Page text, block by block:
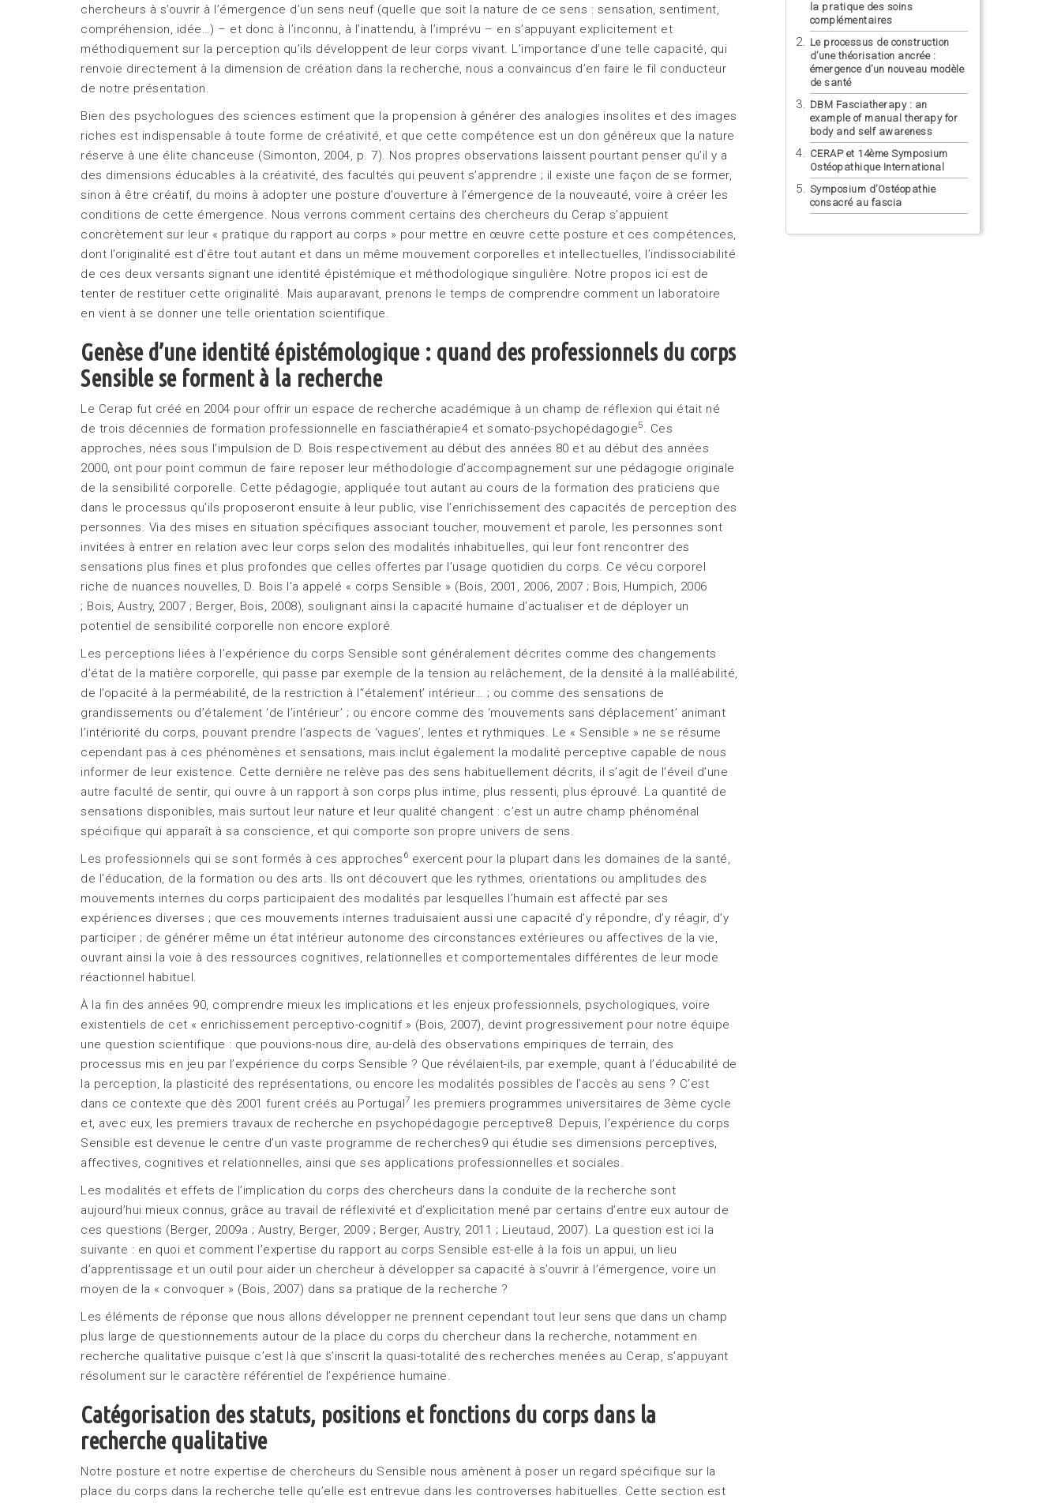
chercheurs à s’ouvrir à l’émergence d’un sens neuf (quelle que soit la nature de ce sens : sensation, sentiment,
compréhension, idée…) – et donc à l’inconnu, à l’inattendu, à l’imprévu – en s’appuyant explicitement et
méthodiquement sur la perception qu’ils développent de leur corps vivant. L’importance d’une telle capacité, qui
renvoie directement à la dimension de création dans la recherche, nous a convaincus d’en faire le fil conducteur
de notre présentation.
Bien des psychologues des sciences estiment que la propension à générer des analogies insolites et des images
riches est indispensable à toute forme de créativité, et que cette compétence est un don généreux que la nature
réserve à une élite chanceuse (Simonton, 2004, p. 7). Nos propres observations laissent pourtant penser qu’il y a
des dimensions éducables à la créativité, des facultés qui peuvent s’apprendre ; il existe une façon de se former,
sinon à être créatif, du moins à adopter une posture d’ouverture à l’émergence de la nouveauté, voire à créer les
conditions de cette émergence. Nous verrons comment certains des chercheurs du Cerap s’appuient
concrètement sur leur « pratique du rapport au corps » pour mettre en œuvre cette posture et ces compétences,
dont l’originalité est d’être tout autant et dans un même mouvement corporelles et intellectuelles, l’indissociabilité
de ces deux versants signant une identité épistémique et méthodologique singulière. Notre propos ici est de
tenter de restituer cette originalité. Mais auparavant, prenons le temps de comprendre comment un laboratoire
en vient à se donner une telle orientation scientifique.
Genèse d’une identité épistémologique : quand des professionnels du corps
Sensible se forment à la recherche
Le Cerap fut créé en 2004 pour offrir un espace de recherche académique à un champ de réflexion qui était né
de trois décennies de formation professionnelle en fasciathérapie4 et somato-psychopédagogie5. Ces
approches, nées sous l’impulsion de D. Bois respectivement au début des années 80 et au début des années
2000, ont pour point commun de faire reposer leur méthodologie d’accompagnement sur une pédagogie originale
de la sensibilité corporelle. Cette pédagogie, appliquée tout autant au cours de la formation des praticiens que
dans le processus qu’ils proposeront ensuite à leur public, vise l’enrichissement des capacités de perception des
personnes. Via des mises en situation spécifiques associant toucher, mouvement et parole, les personnes sont
invitées à entrer en relation avec leur corps selon des modalités inhabituelles, qui leur font rencontrer des
sensations plus fines et plus profondes que celles offertes par l’usage quotidien du corps. Ce vécu corporel
riche de nuances nouvelles, D. Bois l’a appelé « corps Sensible » (Bois, 2001, 2006, 2007 ; Bois, Humpich, 2006
; Bois, Austry, 2007 ; Berger, Bois, 2008), soulignant ainsi la capacité humaine d’actualiser et de déployer un
potentiel de sensibilité corporelle non encore exploré.
Les perceptions liées à l’expérience du corps Sensible sont généralement décrites comme des changements
d’état de la matière corporelle, qui passe par exemple de la tension au relâchement, de la densité à la malléabilité,
de l’opacité à la perméabilité, de la restriction à l’‘étalement’ intérieur… ; ou comme des sensations de
grandissements ou d’étalement ‘de l’intérieur’ ; ou encore comme des ‘mouvements sans déplacement’ animant
l’intériorité du corps, pouvant prendre l’aspects de ‘vagues’, lentes et rythmiques. Le « Sensible » ne se résume
cependant pas à ces phénomènes et sensations, mais inclut également la modalité perceptive capable de nous
informer de leur existence. Cette dernière ne relève pas des sens habituellement décrits, il s’agit de l’éveil d’une
autre faculté de sentir, qui ouvre à un rapport à son corps plus intime, plus ressenti, plus éprouvé. La quantité de
sensations disponibles, mais surtout leur nature et leur qualité changent : c’est un autre champ phénoménal
spécifique qui apparaît à sa conscience, et qui comporte son propre univers de sens.
Les professionnels qui se sont formés à ces approches 6 exercent pour la plupart dans les domaines de la santé,
de l’éducation, de la formation ou des arts. Ils ont découvert que les rythmes, orientations ou amplitudes des
mouvements internes du corps participaient des modalités par lesquelles l’humain est affecté par ses
expériences diverses ; que ces mouvements internes traduisaient aussi une capacité d’y répondre, d’y réagir, d’y
participer ; de générer même un état intérieur autonome des circonstances extérieures ou affectives de la vie,
ouvrant ainsi la voie à des ressources cognitives, relationnelles et comportementales différentes de leur mode
réactionnel habituel.
À la fin des années 90, comprendre mieux les implications et les enjeux professionnels, psychologiques, voire
existentiels de cet « enrichissement perceptivo-cognitif » (Bois, 2007), devint progressivement pour notre équipe
une question scientifique : que pouvions-nous dire, au-delà des observations empiriques de terrain, des
processus mis en jeu par l’expérience du corps Sensible ? Que révélaient-ils, par exemple, quant à l’éducabilité de
la perception, la plasticité des représentations, ou encore les modalités possibles de l’accès au sens ? C’est
dans ce contexte que dès 2001 furent créés au Portugal7 les premiers programmes universitaires de 3ème cycle
et, avec eux, les premiers travaux de recherche en psychopédagogie perceptive8. Depuis, l’expérience du corps
Sensible est devenue le centre d’un vaste programme de recherches9 qui étudie ses dimensions perceptives,
affectives, cognitives et relationnelles, ainsi que ses applications professionnelles et sociales.
Les modalités et effets de l’implication du corps des chercheurs dans la conduite de la recherche sont
aujourd’hui mieux connus, grâce au travail de réflexivité et d’explicitation mené par certains d’entre eux autour de
ces questions (Berger, 2009a ; Austry, Berger, 2009 ; Berger, Austry, 2011 ; Lieutaud, 2007). La question est ici la
suivante : en quoi et comment l’expertise du rapport au corps Sensible est-elle à la fois un appui, un lieu
d’apprentissage et un outil pour aider un chercheur à développer sa capacité à s’ouvrir à l’émergence, voire un
moyen de la « convoquer » (Bois, 2007) dans sa pratique de la recherche ?
Les éléments de réponse que nous allons développer ne prennent cependant tout leur sens que dans un champ
plus large de questionnements autour de la place du corps du chercheur dans la recherche, notamment en
recherche qualitative puisque c’est là que s’inscrit la quasi-totalité des recherches menées au Cerap, s’appuyant
résolument sur le caractère référentiel de l’expérience humaine.
Catégorisation des statuts, positions et fonctions du corps dans la
recherche qualitative
Notre posture et notre expertise de chercheurs du Sensible nous amènent à poser un regard spécifique sur la
place du corps dans la recherche telle qu’elle est entrevue dans les controverses habituelles. Cette section est
la pratique des soins
complémentaires
Le processus de construction
d’une théorisation ancrée :
émergence d’un nouveau modèle
de santé
DBM Fasciatherapy : an
example of manual therapy for
body and self awareness
CERAP et 14ème Symposium
Ostéopathique International
Symposium d’Ostéopathie
consacré au fascia